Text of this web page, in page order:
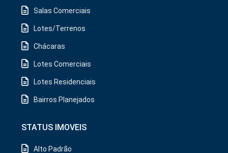
Salas Comerciais
Lotes/Terrenos
Chácaras
Lotes Comerciais
Lotes Residenciais
Bairros Planejados
STATUS IMOVEIS
Alto Padrão